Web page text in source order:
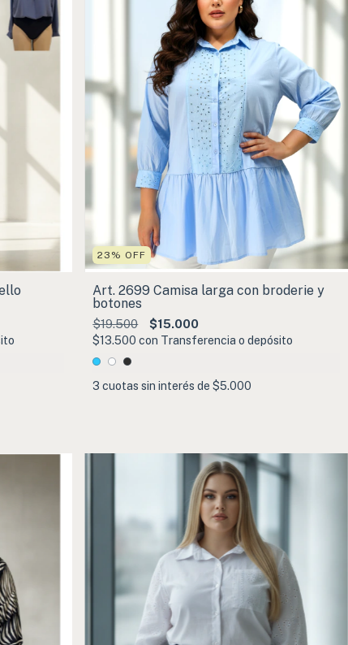
23 % OFF
Art. 2699 Camisa larga con broderie y
botones
$19.500 $15.000
$13.500con Transferencia o depósito
3 cuotas sin interés de$5.000